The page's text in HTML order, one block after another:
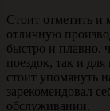
Стоит отметить и
отличную
быстро и плавно,
поездок, так и
стоит упомянуть
зарекомендовал
обслуживании.